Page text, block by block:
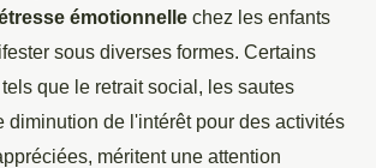
émotionnelle chez les enfants
sous diverses formes. Certains
que le retrait social, les sautes
diminution de l'intérêt pour des activités
méritent une attention